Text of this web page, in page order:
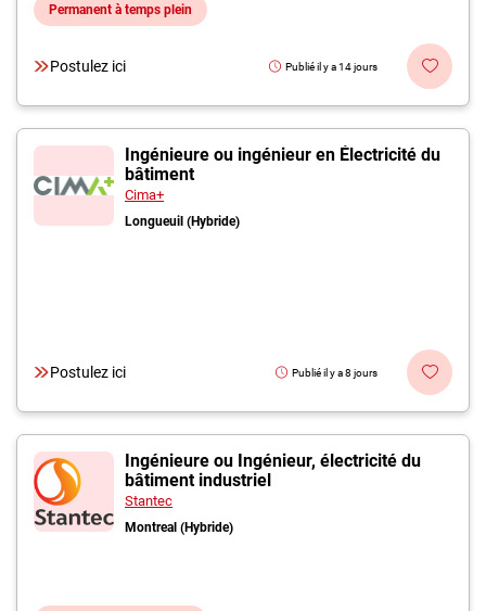
Permanent à temps plein
Postulez ici Publié il y a 14 jours
Ingénieure ou ingénieur en Électricité du
bâtiment
Cima+
Longueuil (Hybride)
Postulez ici Publié il y a 8 jours
Ingénieure ou Ingénieur, électricité du
bâtiment industriel
Stantec
Montreal (Hybride)